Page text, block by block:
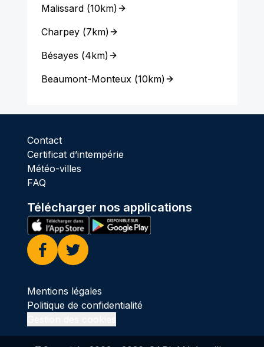
Malissard(10km)
Charpey(7km)
Bésayes (4km)
Beaumont-Monteux(10km)
Contact
Certificat d’intempérie
Météo-villes
FAQ
Télécharger nos applications
Facebook
Twitter
Mentions légales
Politique de confidentialité